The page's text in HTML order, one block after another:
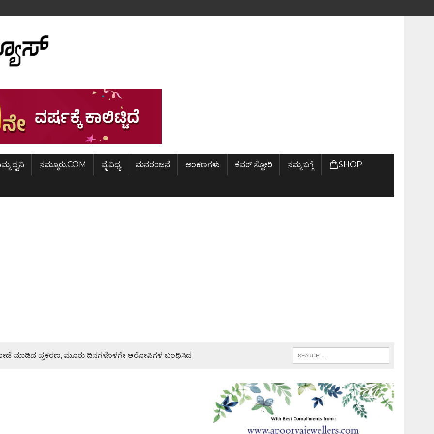
ಧ್ವನಿ ನಮ್ಮೂರು.COM ವೈವಿಧ್ಯ ಮನರಂಜನೆ ಅಂಕಣಗಳು ಕವರ್ ಸ್ಟೋರಿ ನಮ್ಮ ಬಗ್ಗೆ SHOP
ಮಾಡಿದ ಪ್ರಕರಣ, ಮೂರು ದಿನಗಳೊಳಗೇ ಆರೋಪಿಗಳ ಬಂಧಿಸಿದ
ನಾಯ್ಕ್ ಸಾಂತ್ವನ